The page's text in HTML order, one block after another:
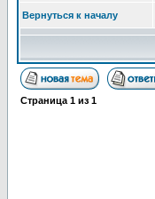
Вернуться к началу
Страница 1 из 1